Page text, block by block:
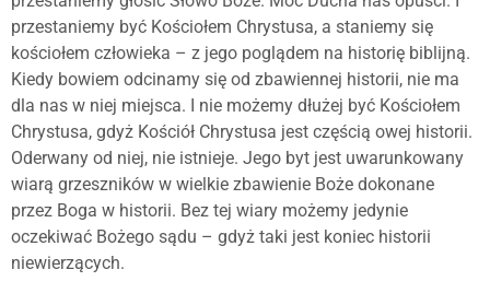
przestaniemy być Kościołem Chrystusa, a staniemy się
kościołem człowieka – z jego poglądem na historię biblijną.
Kiedy bowiem odcinamy się od zbawiennej historii, nie ma
dla nas w niej miejsca. I nie możemy dłużej być Kościołem
Chrystusa, gdyż Kościół Chrystusa jest częścią owej historii.
Oderwany od niej, nie istnieje. Jego byt jest uwarunkowany
wiarą grzeszników w wielkie zbawienie Boże dokonane
przez Boga w historii. Bez tej wiary możemy jedynie
oczekiwać Bożego sądu – gdyż taki jest koniec historii
niewierzących.